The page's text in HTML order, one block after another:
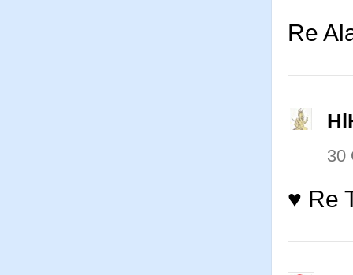
Re
30
♥ Re